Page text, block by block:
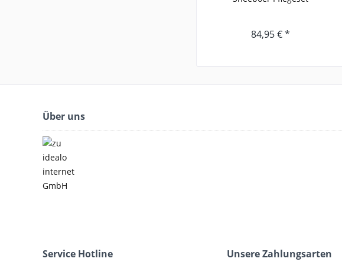
84,95 € *
Über uns
Service Hotline Unsere Zahlungsarten